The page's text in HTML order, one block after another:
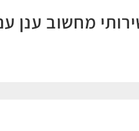
מחשוב ענן